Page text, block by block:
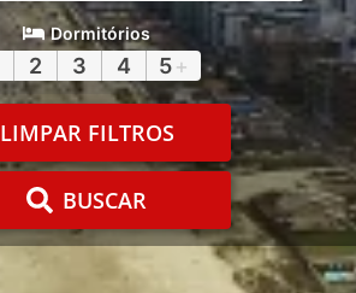
Dormitórios
2 3 4 5 +
LIMPAR FILTROS
BUSCAR